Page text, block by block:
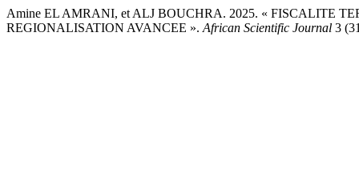
Amine EL AMRANI, et ALJ BOUCHRA. 2025. « FISCALITE
REGIONALISATION AVANCEE ». African Scientific Journal 3